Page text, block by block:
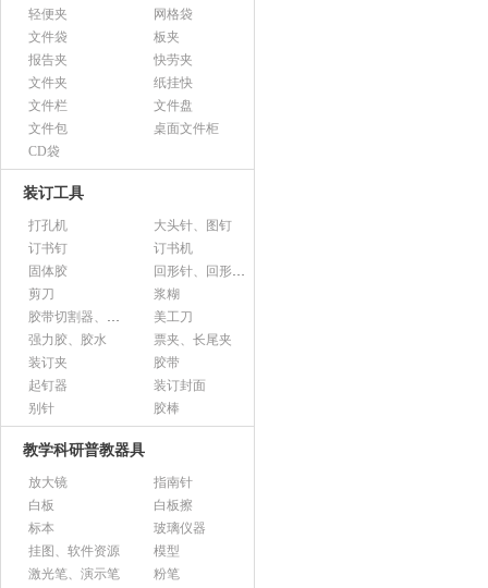
轻便夹
网格袋
文件袋
板夹
报告夹
快劳夹
文件夹
纸挂快
文件栏
文件盘
文件包
桌面文件柜
CD袋
装订工具
打孔机
大头针、图钉
订书钉
订书机
固体胶
回形针、回形针盒
剪刀
浆糊
胶带切割器、胶带座、封箱器
美工刀
强力胶、胶水
票夹、长尾夹
装订夹
胶带
起钉器
装订封面
别针
胶棒
教学科研普教器具
放大镜
指南针
白板
白板擦
标本
玻璃仪器
挂图、软件资源
模型
激光笔、演示笔
粉笔